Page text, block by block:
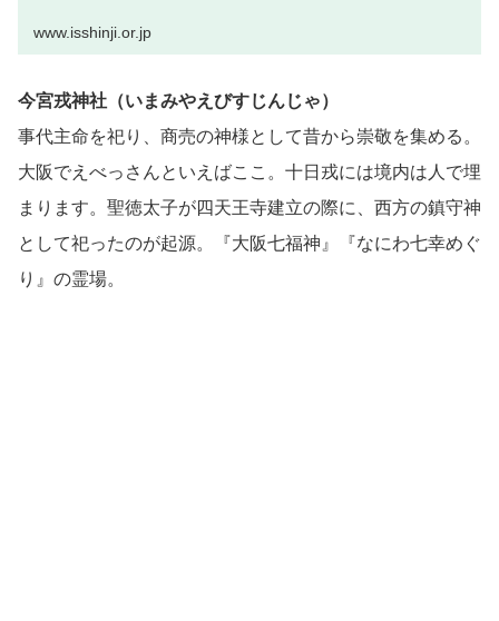
www.isshinji.or.jp
今宮戎神社（いまみやえびすじんじゃ）
事代主命を祀り、商売の神様として昔から崇敬を集める。
大阪でえべっさんといえばここ。十日戎には境内は人で埋
まります。聖徳太子が四天王寺建立の際に、西方の鎮守神
として祀ったのが起源。『大阪七福神』『なにわ七幸めぐ
り』の霊場。